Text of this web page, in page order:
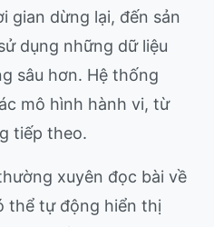
gian dừng lại, đến sản
dụng những dữ liệu
sâu hơn. Hệ thống
mô hình hành vi, từ
tiếp theo.
xuyên đọc bài về
thể tự động hiển thị